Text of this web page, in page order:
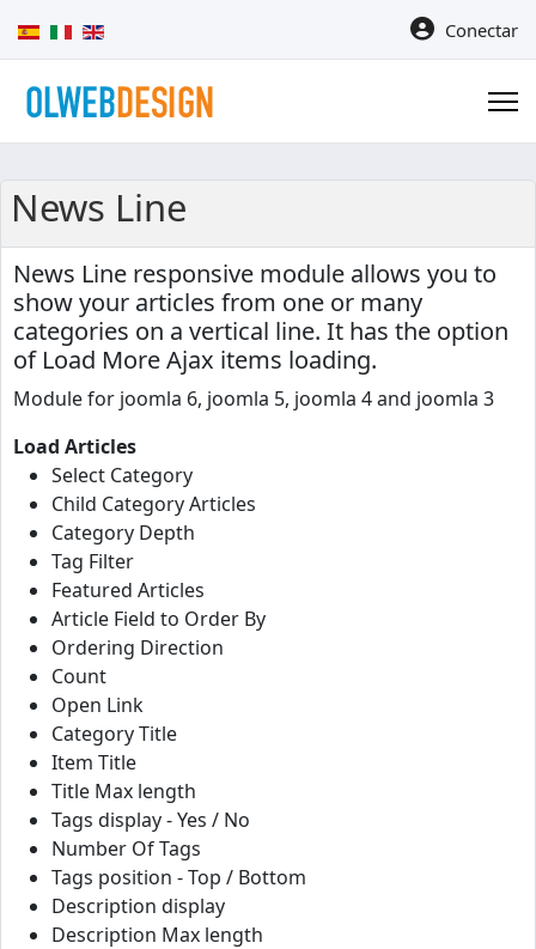
Seleccione su idioma Conectar
News Line
News Line responsive module allows you to
show your articles from one or many
categories on a vertical line. It has the option
of Load More Ajax items loading.
Module for joomla 6, joomla 5, joomla 4 and joomla 3
Load Articles
Select Category
Child Category Articles
Category Depth
Tag Filter
Featured Articles
Article Field to Order By
Ordering Direction
Count
Open Link
Category Title
Item Title
Title Max length
Tags display - Yes / No
Number Of Tags
Tags position - Top / Bottom
Description display
Description Max length